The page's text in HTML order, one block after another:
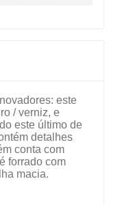
este
/ verniz, e
este último de
detalhes
conta com
forrado com
macia.